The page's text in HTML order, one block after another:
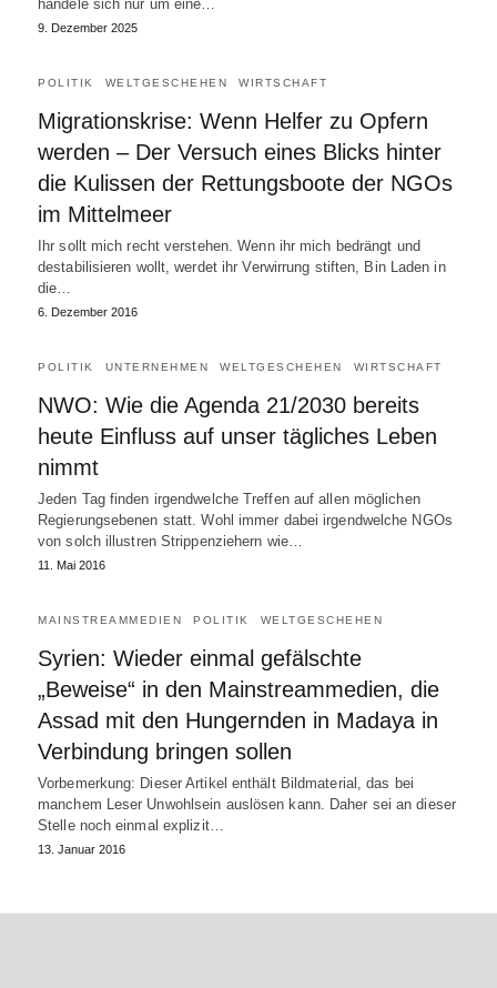
handele sich nur um eine…
9. Dezember 2025
POLITIK WELTGESCHEHEN WIRTSCHAFT
Migrationskrise: Wenn Helfer zu Opfern
werden – Der Versuch eines Blicks hinter
die Kulissen der Rettungsboote der NGOs
im Mittelmeer
Ihr sollt mich recht verstehen. Wenn ihr mich bedrängt und
destabilisieren wollt, werdet ihr Verwirrung stiften, Bin Laden in
die…
6. Dezember 2016
POLITIK UNTERNEHMEN WELTGESCHEHEN WIRTSCHAFT
NWO: Wie die Agenda 21/2030 bereits
heute Einfluss auf unser tägliches Leben
nimmt
Jeden Tag finden irgendwelche Treffen auf allen möglichen
Regierungsebenen statt. Wohl immer dabei irgendwelche NGOs
von solch illustren Strippenziehern wie…
11. Mai 2016
MAINSTREAMMEDIEN POLITIK WELTGESCHEHEN
Syrien: Wieder einmal gefälschte
„Beweise“ in den Mainstreammedien, die
Assad mit den Hungernden in Madaya in
Verbindung bringen sollen
Vorbemerkung: Dieser Artikel enthält Bildmaterial, das bei
manchem Leser Unwohlsein auslösen kann. Daher sei an dieser
Stelle noch einmal explizit…
13. Januar 2016